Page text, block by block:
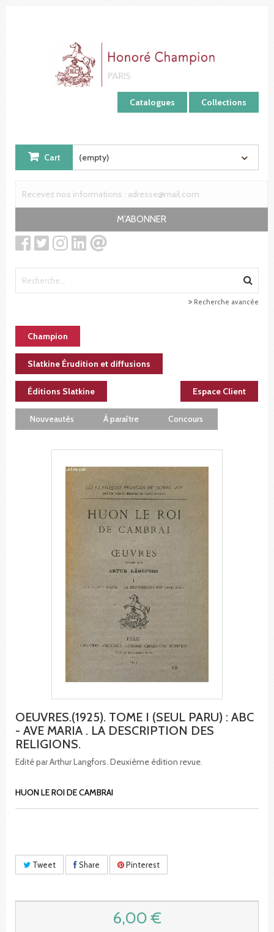
Catalogues Collections
Cart (empty)
M'ABONNER
Recherche avancée
Champion
Slatkine Érudition et diffusions
Éditions Slatkine Espace Client
Nouveautés À paraître Concours
OEUVRES.(1925). TOME I (SEUL PARU) : ABC
- AVE MARIA . LA DESCRIPTION DES
RELIGIONS.
Edité par Arthur Langfors. Deuxième édition revue.
HUON LE ROI DE CAMBRAI
Tweet Share Pinterest
6,00 €